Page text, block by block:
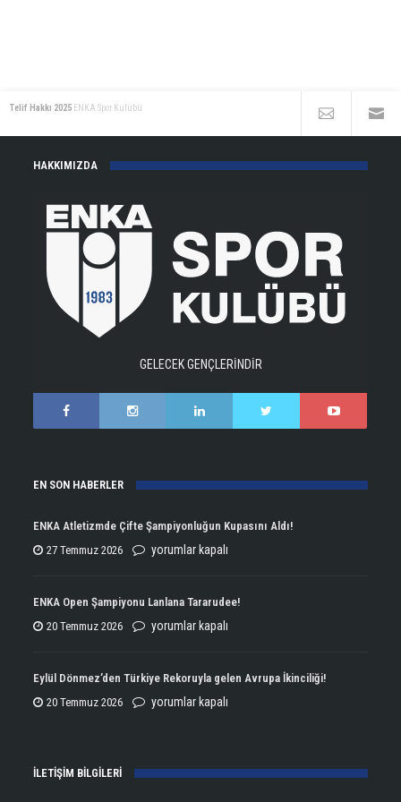
Telif Hakkı 2025 ENKA Spor Kulübü
HAKKIMIZDA
GELECEK GENÇLERİNDİR
EN SON HABERLER
ENKA Atletizmde Çifte Şampiyonluğun Kupasını Aldı!
27 Temmuz 2026
ENKA
Çifte
Şampiyonluğun
yorumlar kapalı
ENKA Open Şampiyonu Lanlana Tararudee!
20 Temmuz 2026
ENKA
Şampiyonu
Lanlana
yorumlar kapalı
Eylül Dönmez’den Türkiye Rekoruyla gelen Avrupa İkinciliği!
20 Temmuz 2026
Eylül
Rekoruyla
yorumlar kapalı
İLETİŞİM BİLGİLERİ